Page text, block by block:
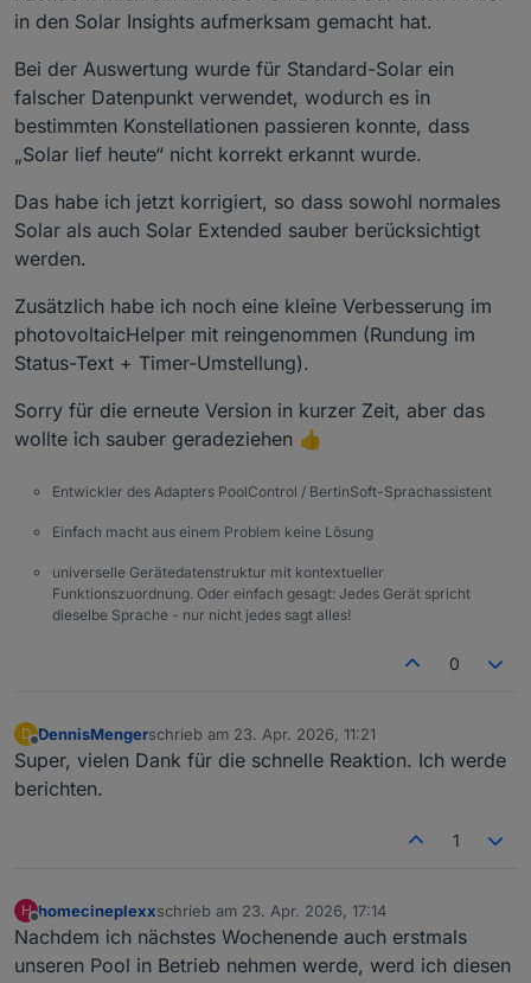
in den Solar Insights aufmerksam gemacht hat.
Bei der Auswertung wurde für Standard-Solar ein
falscher Datenpunkt verwendet, wodurch es in
bestimmten Konstellationen passieren konnte, dass
„Solar lief heute“ nicht korrekt erkannt wurde.
Das habe ich jetzt korrigiert, so dass sowohl normales
Solar als auch Solar Extended sauber berücksichtigt
werden.
Zusätzlich habe ich noch eine kleine Verbesserung im
photovoltaicHelper mit reingenommen (Rundung im
Status-Text + Timer-Umstellung).
Sorry für die erneute Version in kurzer Zeit, aber das
wollte ich sauber geradeziehen 👍
Entwickler des Adapters PoolControl / BertinSoft-Sprachassistent
Einfach macht aus einem Problem keine Lösung
universelle Gerätedatenstruktur mit kontextueller
Funktionszuordnung. Oder einfach gesagt: Jedes Gerät spricht
dieselbe Sprache - nur nicht jedes sagt alles!
0
D DennisMengerschrieb am 23. Apr. 2026, 11:21
zuletzt editiert von
Super, vielen Dank für die schnelle Reaktion. Ich werde
berichten.
1
H
Offline
homecineplexxschrieb am 23. Apr. 2026, 17:14
zuletzt editiert von
Nachdem ich nächstes Wochenende auch erstmals
unseren Pool in Betrieb nehmen werde, werd ich diesen